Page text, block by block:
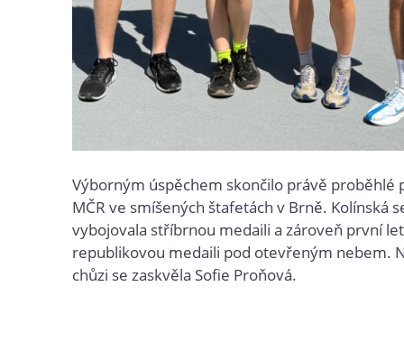
Výborným úspěchem skončilo právě proběhlé
MČR ve smíšených štafetách v Brně. Kolínská
vybojovala stříbrnou medaili a zároveň první
republikovou medaili pod otevřeným nebem.
chůzi se zaskvěla Sofie